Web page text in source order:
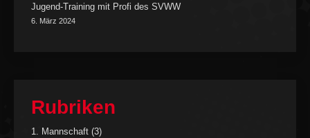
Jugend-Training mit Profi des SVWW
6. März 2024
Rubriken
1. Mannschaft (3)